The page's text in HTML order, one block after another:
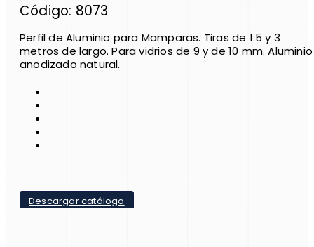
Código: 8073
Perfil de Aluminio para Mamparas. Tiras de 1.5 y 3
metros de largo. Para vidrios de 9 y de 10 mm. Aluminio
anodizado natural.
Descargar catálogo